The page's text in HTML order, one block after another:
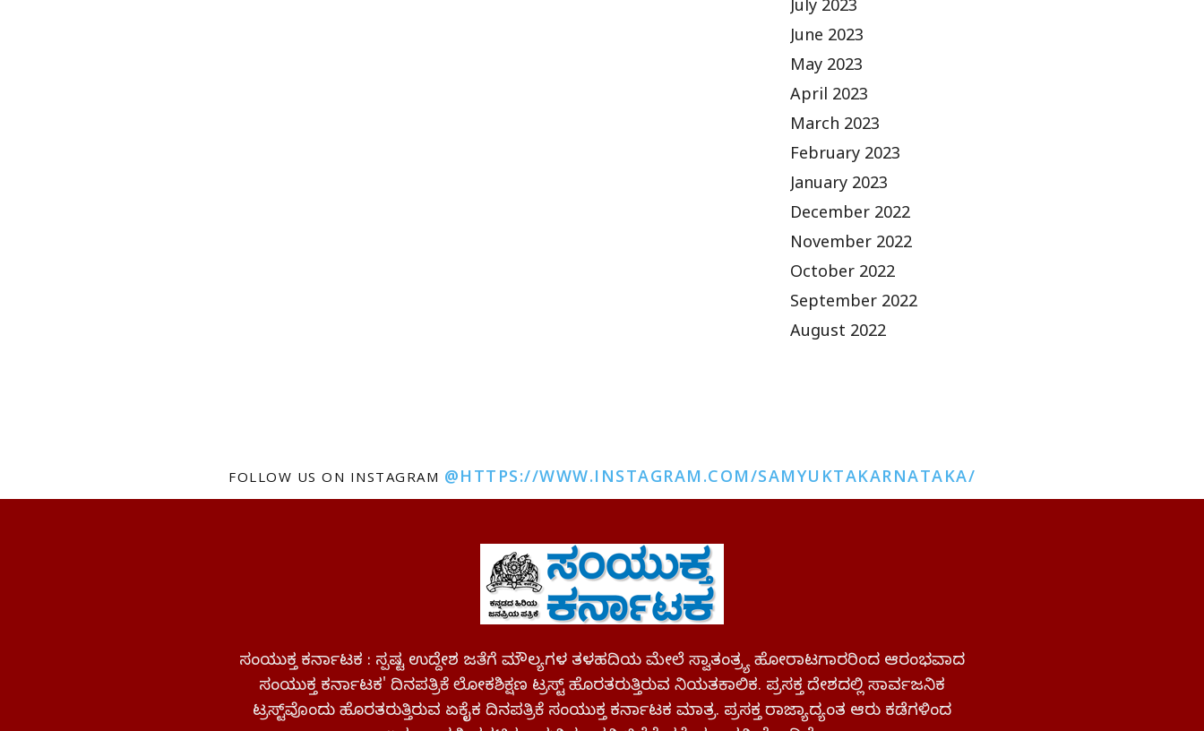
July 2023
June 2023
May 2023
April 2023
March 2023
February 2023
January 2023
December 2022
November 2022
October 2022
September 2022
August 2022
FOLLOW US ON INSTAGRAM @HTTPS://WWW.INSTAGRAM.COM/SAMYUKTAKARNATAKA/
ಸಂಯುಕ್ತ ಕರ್ನಾಟಕ : ಸ್ಪಷ್ಟ ಉದ್ದೇಶ ಜತೆಗೆ ಮೌಲ್ಯಗಳ ತಳಹದಿಯ ಮೇಲೆ ಸ್ವಾತಂತ್ರ್ಯ ಹೋರಾಟಗಾರರಿಂದ ಆರಂಭವಾದ
ಸಂಯುಕ್ತ ಕರ್ನಾಟಕ' ದಿನಪತ್ರಿಕೆ ಲೋಕಶಿಕ್ಷಣ ಟ್ರಸ್ಟ್ ಹೊರತರುತ್ತಿರುವ ನಿಯತಕಾಲಿಕ. ಪ್ರಸಕ್ತ ದೇಶದಲ್ಲಿ ಸಾರ್ವಜನಿಕ
ಟ್ರಸ್ಟ್‌ವೊಂದು ಹೊರತರುತ್ತಿರುವ ಏಕೈಕ ದಿನಪತ್ರಿಕೆ ಸಂಯುಕ್ತ ಕರ್ನಾಟಕ ಮಾತ್ರ. ಪ್ರಸಕ್ತ ರಾಜ್ಯಾದ್ಯಂತ ಆರು ಕಡೆಗಳಿಂದ